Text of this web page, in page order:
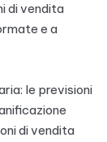
di vendita
e a
le previsioni
di vendita